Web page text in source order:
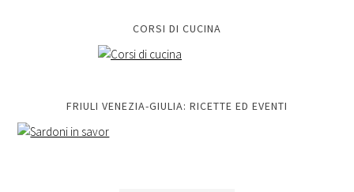
CORSI DI CUCINA
FRIULI VENEZIA-GIULIA: RICETTE ED EVENTI